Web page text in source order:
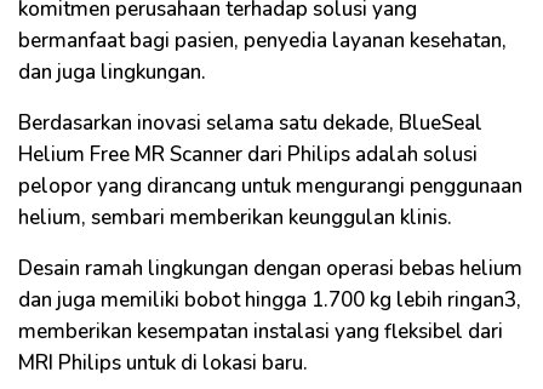
komitmen perusahaan terhadap solusi yang
bermanfaat bagi pasien, penyedia layanan kesehatan,
dan juga lingkungan.
Berdasarkan inovasi selama satu dekade, BlueSeal
Helium Free MR Scanner dari Philips adalah solusi
pelopor yang dirancang untuk mengurangi penggunaan
helium, sembari memberikan keunggulan klinis.
Desain ramah lingkungan dengan operasi bebas helium
dan juga memiliki bobot hingga 1.700 kg lebih ringan3,
memberikan kesempatan instalasi yang fleksibel dari
MRI Philips untuk di lokasi baru.